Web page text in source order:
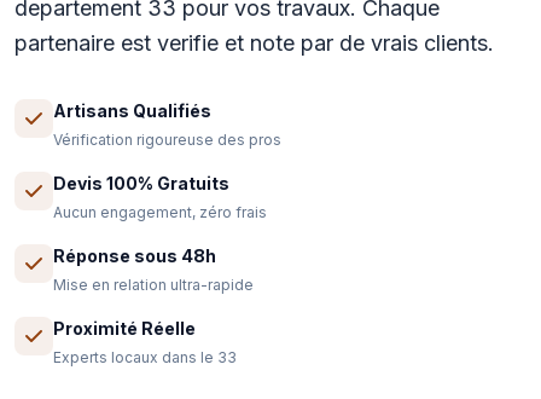
departement 33 pour vos travaux. Chaque
partenaire est verifie et note par de vrais clients.
Artisans Qualifiés
Vérification rigoureuse des pros
Devis 100% Gratuits
Aucun engagement, zéro frais
Réponse sous 48h
Mise en relation ultra-rapide
Proximité Réelle
Experts locaux dans le 33